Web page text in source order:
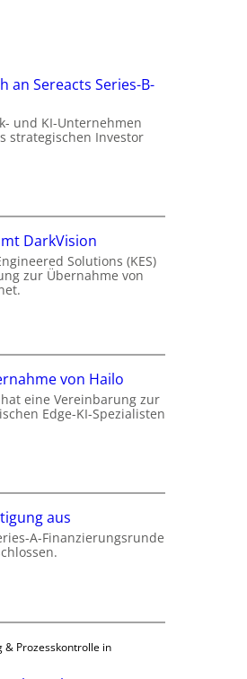
an Sereacts Series-B-
und KI-Unternehmen
strategischen Investor
DarkVision
Solutions (KES)
zur Übernahme von
von Hailo
eine Vereinbarung zur
Edge-KI-Spezialisten
aus
A-Finanzierungsrunde
& Prozesskontrolle in